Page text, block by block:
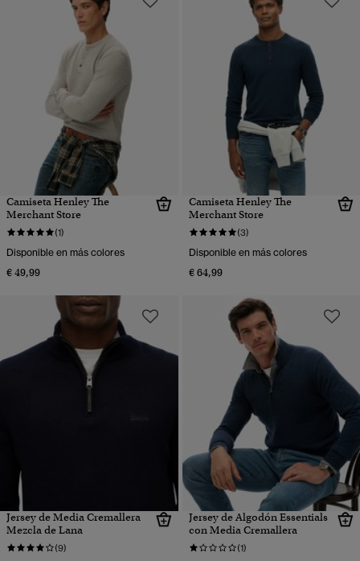
Camiseta Henley The
Merchant Store
(1)
Disponible en más colores
€ 49,99
Camiseta Henley The
Merchant Store
(3)
Disponible en más colores
€ 64,99
Jersey de Media Cremallera
Mezcla de Lana
(9)
Jersey de Algodón Essentials
con Media Cremallera
(1)